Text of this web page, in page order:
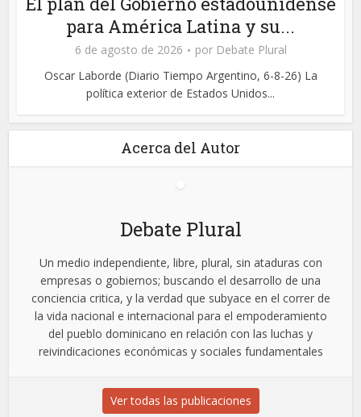
para América Latina y su...
6 de agosto de 2026 por Debate Plural
Oscar Laborde (Diario Tiempo Argentino, 6-8-26) La
política exterior de Estados Unidos...
Acerca del Autor
Debate Plural
Un medio independiente, libre, plural, sin ataduras con
empresas o gobiernos; buscando el desarrollo de una
conciencia critica, y la verdad que subyace en el correr de
la vida nacional e internacional para el empoderamiento
del pueblo dominicano en relación con las luchas y
reivindicaciones económicas y sociales fundamentales
Ver todas las publicaciones